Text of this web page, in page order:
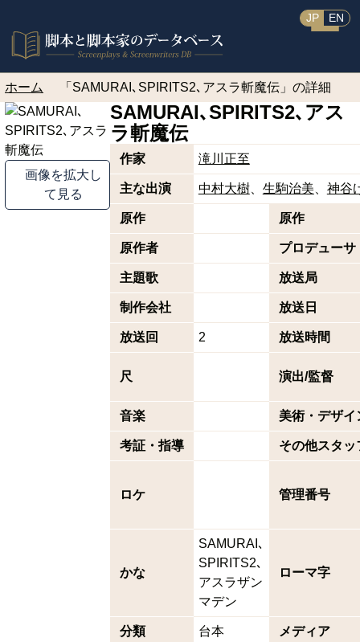
JP EN
ホーム 「SAMURAI､SPIRITS2､アスラ斬魔伝」の詳細
画像を拡大し
て見る
SAMURAI､SPIRITS2､アス
ラ斬魔伝
作家 滝川正至
主な出演 中村大樹 生駒治美 神谷
原作 原作
原作者 プロデューサ
主題歌 放送局
制作会社 放送日
放送回 2 放送時間
尺 演出/監督
音楽 美術・デザイ
考証・指導 その他スタッ
ロケ 管理番号
かな
SAMURAI､
SPIRITS2､
アスラザン
マデン
ローマ字
分類 台本 メディア